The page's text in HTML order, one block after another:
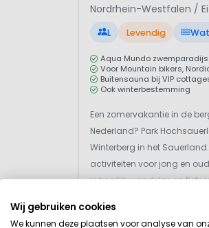
L Levendig
Aqua Mundo zwemparadijs
Voor Mountain bikers,
Buitensauna bij VIP
Ook winterbestemming
Een zomervakantie in de
Nederland? Park
Winterberg in het
activiteiten voor jong en
je heerlijk wandelen en
bestemming voor een
Ook een wintervakantie is
Bekijk details
Wij gebruiken cookies
We kunnen deze plaatsen voor analyse van